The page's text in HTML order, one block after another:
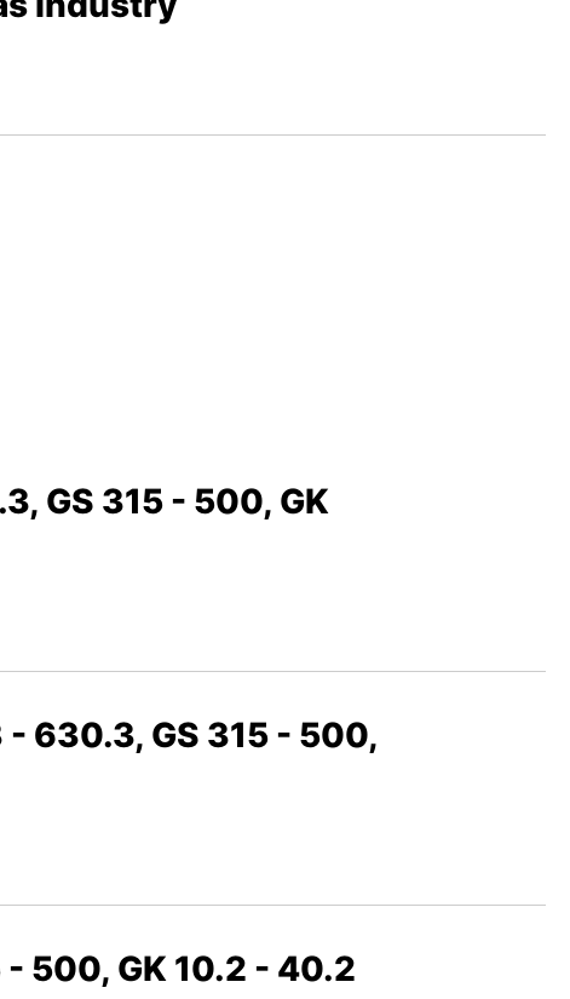
GS 315 - 500, GK
630.3, GS 315 - 500,
500, GK 10.2 - 40.2